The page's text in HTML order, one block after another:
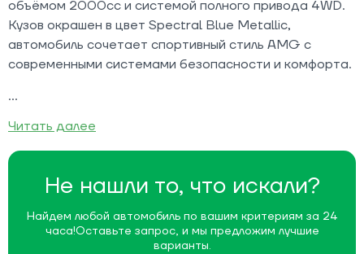
Не нашли то, что искали?
Найдем любой автомобиль по вашим критериям за 24
часа!Оставьте запрос, и мы предложим лучшие
варианты.
объёмом 2000cc и системой полного привода 4WD.
Кузов окрашен в цвет Spectral Blue Metallic,
автомобиль сочетает спортивный стиль AMG с
современными системами безопасности и комфорта.
Читать далее